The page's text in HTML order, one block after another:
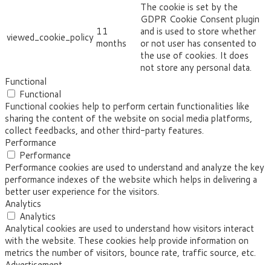
viewed_cookie_policy 11
months
The cookie is set by the
GDPR Cookie Consent plugin
and is used to store whether
or not user has consented to
the use of cookies. It does
not store any personal data.
Functional
Functional
Functional cookies help to perform certain functionalities like
sharing the content of the website on social media platforms,
collect feedbacks, and other third-party features.
Performance
Performance
Performance cookies are used to understand and analyze the key
performance indexes of the website which helps in delivering a
better user experience for the visitors.
Analytics
Analytics
Analytical cookies are used to understand how visitors interact
with the website. These cookies help provide information on
metrics the number of visitors, bounce rate, traffic source, etc.